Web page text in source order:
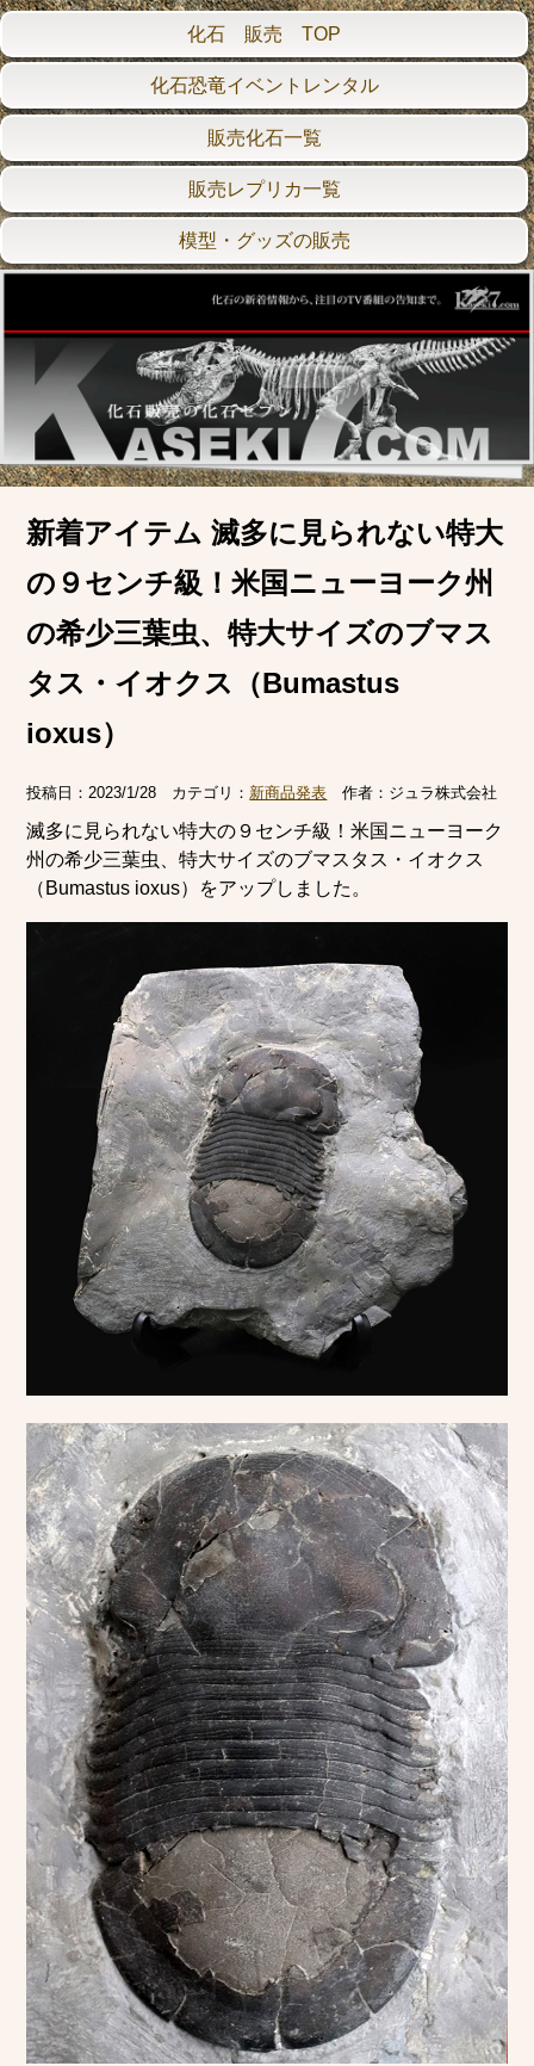
化石 販売 TOP
化石恐竜イベントレンタル
販売化石一覧
販売レプリカ一覧
模型・グッズの販売
新着アイテム 滅多に見られない特大
の９センチ級！米国ニューヨーク州
の希少三葉虫、特大サイズのブマス
タス・イオクス（Bumastus
ioxus）
投稿日：2023/1/28 カテゴリ： 新商品発表 作者： ジュラ株式会社
滅多に見られない特大の９センチ級！米国ニューヨーク
州の希少三葉虫、特大サイズのブマスタス・イオクス
（Bumastus ioxus）をアップしました。